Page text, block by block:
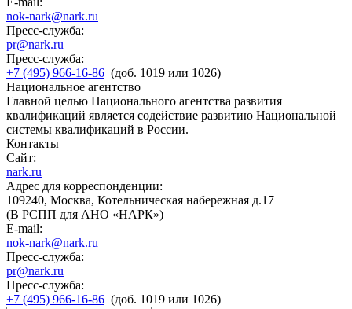
nok-nark@nark.ru
Пресс-служба:
pr@nark.ru
Пресс-служба:
+7 (495) 966-16-86 (доб. 1019 или 1026)
Национальное агентство
Главной целью Национального агентства развития
квалификаций является содействие развитию Национальной
системы квалификаций в России.
Контакты
Сайт:
nark.ru
Адрес для корреспонденции:
109240, Москва, Котельническая набережная д.17
(В РСПП для АНО «НАРК»)
E-mail:
nok-nark@nark.ru
Пресс-служба:
pr@nark.ru
Пресс-служба:
+7 (495) 966-16-86 (доб. 1019 или 1026)